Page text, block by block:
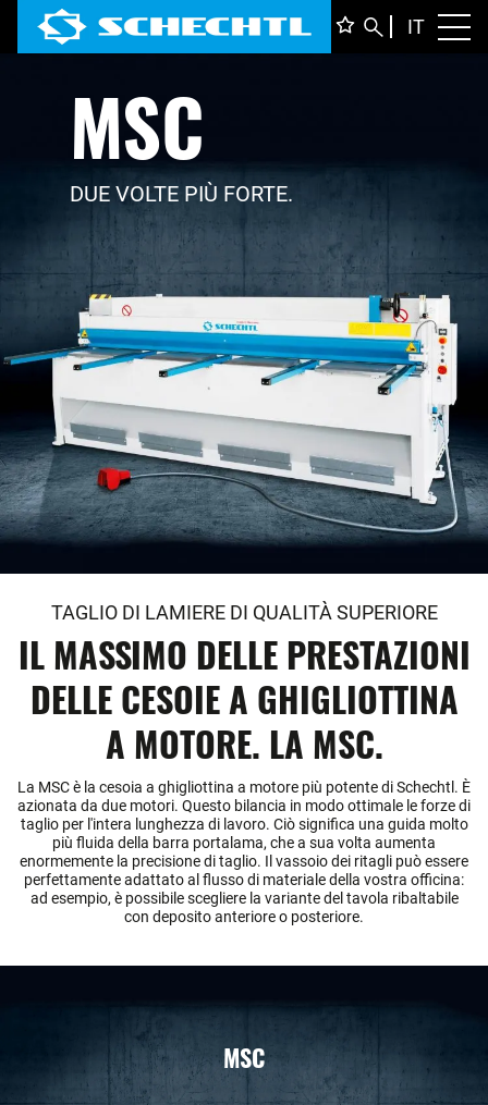
IT
MSC
DUE VOLTE PIÙ FORTE.
TAGLIO DI LAMIERE DI QUALITÀ SUPERIORE
IL MASSIMO DELLE PRESTAZIONI
DELLE CESOIE A GHIGLIOTTINA
A MOTORE. LA MSC.
La MSC è la cesoia a ghigliottina a motore più potente di Schechtl. È
azionata da due motori. Questo bilancia in modo ottimale le forze di
taglio per l'intera lunghezza di lavoro. Ciò significa una guida molto
più fluida della barra portalama, che a sua volta aumenta
enormemente la precisione di taglio. Il vassoio dei ritagli può essere
perfettamente adattato al flusso di materiale della vostra officina:
ad esempio, è possibile scegliere la variante del tavola ribaltabile
con deposito anteriore o posteriore.
MSC